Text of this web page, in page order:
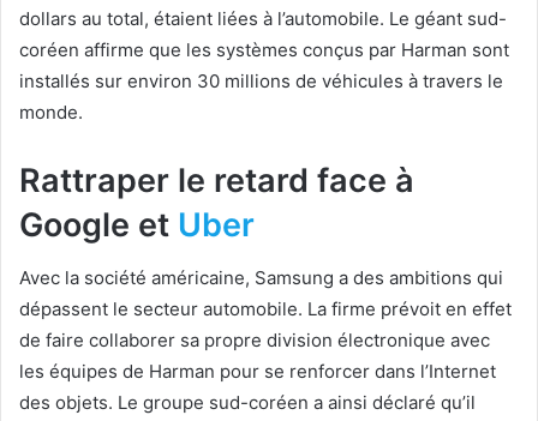
dollars au total, étaient liées à l’automobile. Le géant sud-
coréen affirme que les systèmes conçus par Harman sont
installés sur environ 30 millions de véhicules à travers le
monde.
Rattraper le retard face à
Google et Uber
Avec la société américaine, Samsung a des ambitions qui
dépassent le secteur automobile. La firme prévoit en effet
de faire collaborer sa propre division électronique avec
les équipes de Harman pour se renforcer dans l’Internet
des objets. Le groupe sud-coréen a ainsi déclaré qu’il